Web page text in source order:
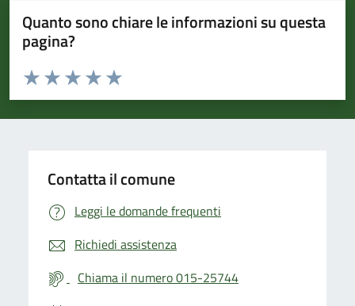
Quanto sono chiare le informazioni su questa
pagina?
Valuta da 1 a 5 stelle la pagina
Valuta 5 stelle su 5
Valuta 4 stelle su 5
Valuta 3 stelle su 5
Valuta 2 stelle su 5
Valuta 1 stelle su 5
Contatta il comune
Leggi le domande frequenti
Richiedi assistenza
Chiama il numero 015-25744